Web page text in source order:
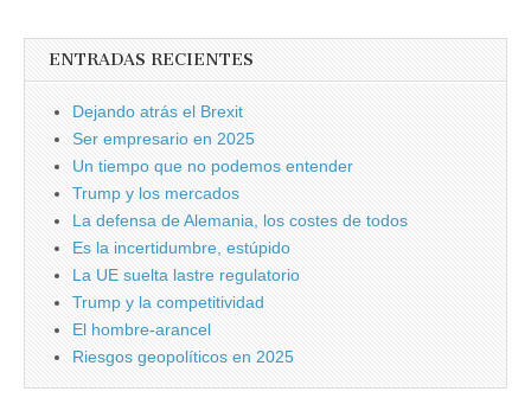
ENTRADAS RECIENTES
Dejando atrás el Brexit
Ser empresario en 2025
Un tiempo que no podemos entender
Trump y los mercados
La defensa de Alemania, los costes de todos
Es la incertidumbre, estúpido
La UE suelta lastre regulatorio
Trump y la competitividad
El hombre-arancel
Riesgos geopolíticos en 2025